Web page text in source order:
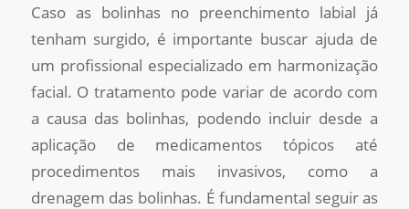
Caso as bolinhas no preenchimento labial já
tenham surgido, é importante buscar ajuda de
um profissional especializado em harmonização
facial. O tratamento pode variar de acordo com
a causa das bolinhas, podendo incluir desde a
aplicação de medicamentos tópicos até
procedimentos mais invasivos, como a
drenagem das bolinhas. É fundamental seguir as